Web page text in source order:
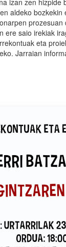
izan zen hizpide
aldeko bozkekin
ere saio irekiak
eta
Jarraian